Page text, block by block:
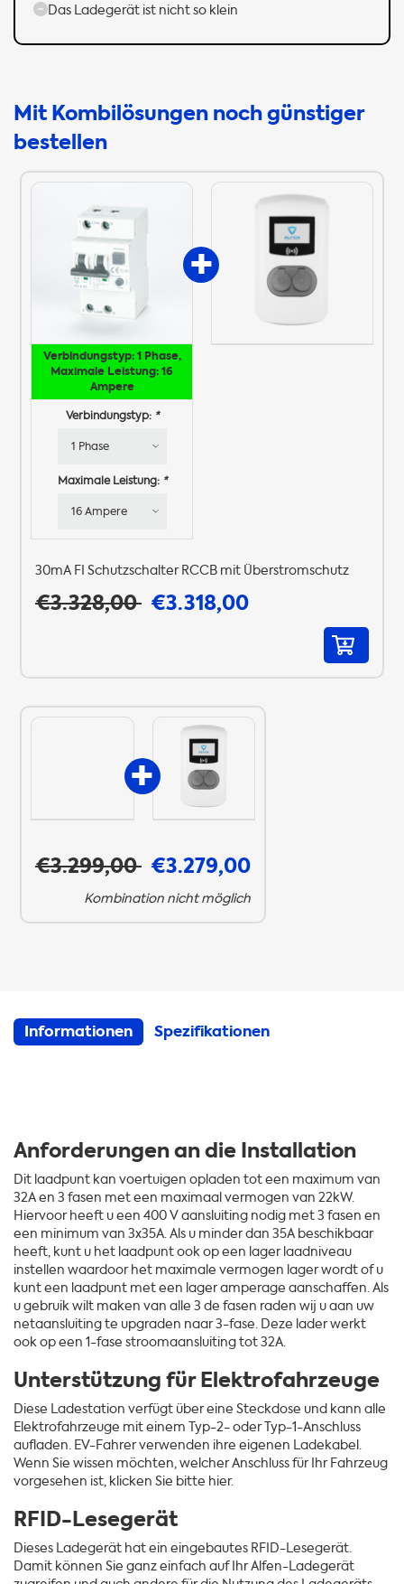
Das Ladegerät ist nicht so klein
Mit Kombilösungen noch günstiger
bestellen
Verbindungstyp: 1 Phase,
Maximale Leistung: 16
Ampere
Verbindungstyp: *
Maximale Leistung: *
30mA FI Schutzschalter RCCB mit Überstromschutz
€3.328,00 €3.318,00
€3.299,00 €3.279,00
Kombination nicht möglich
Informationen Spezifikationen
Anforderungen an die Installation
Dit laadpunt kan voertuigen opladen tot een maximum van
32A en 3 fasen met een maximaal vermogen van 22kW.
Hiervoor heeft u een 400 V aansluiting nodig met 3 fasen en
een minimum van 3x35A. Als u minder dan 35A beschikbaar
heeft, kunt u het laadpunt ook op een lager laadniveau
instellen waardoor het maximale vermogen lager wordt of u
kunt een laadpunt met een lager amperage aanschaffen. Als
u gebruik wilt maken van alle 3 de fasen raden wij u aan uw
netaansluiting te upgraden naar 3-fase. Deze lader werkt
ook op een 1-fase stroomaansluiting tot 32A.
Unterstützung für Elektrofahrzeuge
Diese Ladestation verfügt über eine Steckdose und kann alle
Elektrofahrzeuge mit einem Typ-2- oder Typ-1-Anschluss
aufladen. EV-Fahrer verwenden ihre eigenen Ladekabel.
Wenn Sie wissen möchten, welcher Anschluss für Ihr Fahrzeug
vorgesehen ist, klicken Sie bitte hier.
RFID-Lesegerät
Dieses Ladegerät hat ein eingebautes RFID-Lesegerät.
Damit können Sie ganz einfach auf Ihr Alfen-Ladegerät